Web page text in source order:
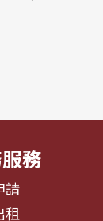
出庭無益於解
務
請
租